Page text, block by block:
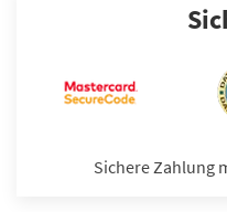
Sichere Zahlung